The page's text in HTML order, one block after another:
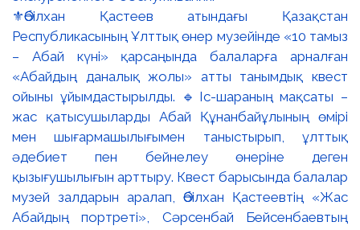
⚜️Әбілхан Қастеев атындағы Қазақстан
Республикасының Ұлттық өнер музейінде «10 тамыз
– Абай күні» қарсаңында балаларға арналған
«Абайдың даналық жолы» атты танымдық квест
ойыны ұйымдастырылды. 🔹Іс-шараның мақсаты –
жас қатысушыларды Абай Құнанбайұлының өмірі
мен шығармашылығымен таныстырып, ұлттық
әдебиет пен бейнелеу өнеріне деген
қызығушылығын арттыру. Квест барысында балалар
музей залдарын аралап, Әбілхан Қастеевтің «Жас
Абайдың портреті», Сәрсенбай Бейсенбаевтың